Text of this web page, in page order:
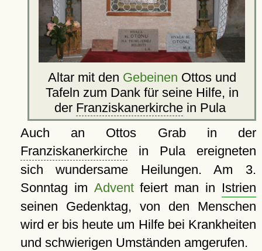
Altar mit den Gebeinen Ottos und
Tafeln zum Dank für seine Hilfe, in
der Franziskanerkirche in Pula
Auch an Ottos Grab in der
Franziskanerkirchein Pula ereigneten
sich wundersame Heilungen. Am 3.
Sonntag im Adventfeiert man in Istrien
seinen Gedenktag, von den Menschen
wird er bis heute um Hilfe bei Krankheiten
und schwierigen Umständen amgerufen.